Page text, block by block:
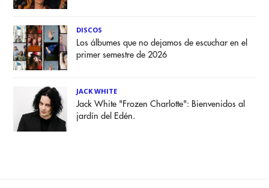
DISCOS
Los álbumes que no dejamos de escuchar en el
primer semestre de 2026
JACK WHITE
Jack White "Frozen Charlotte": Bienvenidos al
jardín del Edén.